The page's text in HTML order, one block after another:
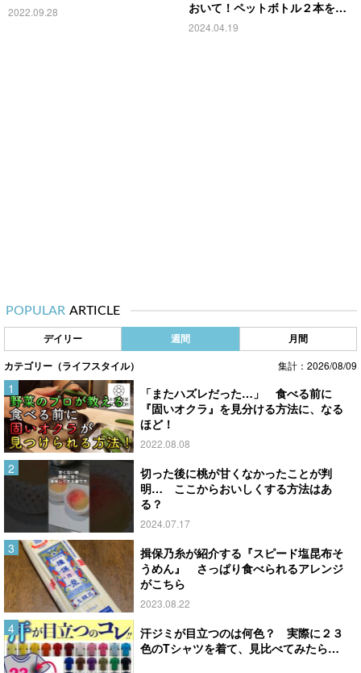
2022.09.28 おいて！ペットボトル２本を…
2024.04.19
POPULAR ARTICLE
デイリー 週間 月間
カテゴリー（ライフスタイル） 集計：2026/08/09
「またハズレだった…」 食べる前に
『固いオクラ』を見分ける方法に、なる
ほど！
2022.08.08
切った後に桃が甘くなかったことが判
明… ここからおいしくする方法はあ
る？
2024.07.17
揖保乃糸が紹介する『スピード塩昆布そ
うめん』 さっぱり食べられるアレンジ
がこちら
2023.08.22
汗ジミが目立つのは何色？ 実際に２３
色のTシャツを着て、見比べてみたら…